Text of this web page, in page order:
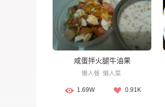
咸蛋拌火腿牛油果
懒人餐 懒人菜
1.69W 0.91K